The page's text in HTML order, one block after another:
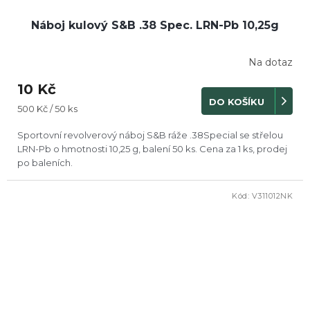
Náboj kulový S&B .38 Spec. LRN-Pb 10,25g
produktu
je
5,0
z
5
hvězdiček.
Na dotaz
10 Kč
Měrná
500 Kč / 50 ks
DO KOŠÍKU
Sportovní revolverový náboj S&B ráže .38Special se střelou
LRN-Pb o hmotnosti 10,25 g, balení 50 ks. Cena za 1 ks, prodej
po baleních.
Kód: V311012NK